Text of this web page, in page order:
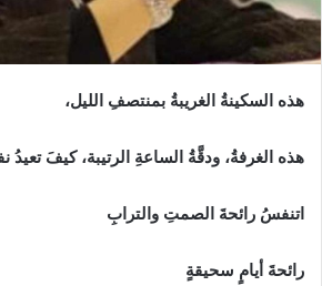
هذه‭ ‬السكينةُ‭ ‬الغريبةُ‭ ‬بمنتصفِ‭ ‬الليل،
هذه‭ ‬الغرفةُ،‭ ‬ودقَّةُ‭ ‬الساعةِ‭ ‬الرتيبة،‭ ‬كيفَ‭ ‬تعيدُ‭ ‬نفسَها‭ ‬كلَّ‭ ‬مرةٍ‭. ‬
اتنفسُ‭ ‬رائحةَ‭ ‬الصمتِ‭ ‬والترابِ‭ ‬
رائحةَ‭ ‬أيامٍ‭ ‬سحيقةٍ